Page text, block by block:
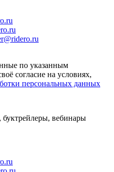
по указанным
согласие на условиях,
персональных данных
вебинары